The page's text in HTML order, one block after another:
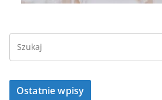
Ostatnie wpisy